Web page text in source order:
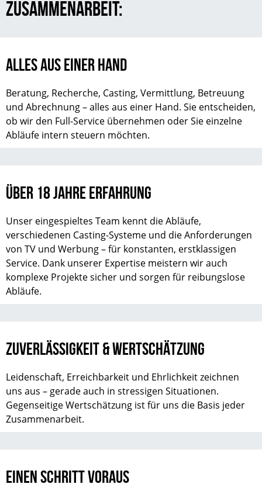
ZUSAMMENARBEIT:
ALLES AUS EINER HAND
Beratung, Recherche, Casting, Vermittlung, Betreuung
und Abrechnung – alles aus einer Hand. Sie entscheiden,
ob wir den Full-Service übernehmen oder Sie einzelne
Abläufe intern steuern möchten.
ÜBER 18 JAHRE ERFAHRUNG
Unser eingespieltes Team kennt die Abläufe,
verschiedenen Casting-Systeme und die Anforderungen
von TV und Werbung – für konstanten, erstklassigen
Service. Dank unserer Expertise meistern wir auch
komplexe Projekte sicher und sorgen für reibungslose
Abläufe.
ZUVERLÄSSIGKEIT & WERTSCHÄTZUNG
Leidenschaft, Erreichbarkeit und Ehrlichkeit zeichnen
uns aus – gerade auch in stressigen Situationen.
Gegenseitige Wertschätzung ist für uns die Basis jeder
Zusammenarbeit.
EINEN SCHRITT VORAUS